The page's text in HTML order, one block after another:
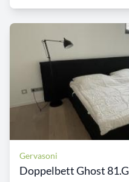
Gervasoni
Doppelbett Ghost 81.G